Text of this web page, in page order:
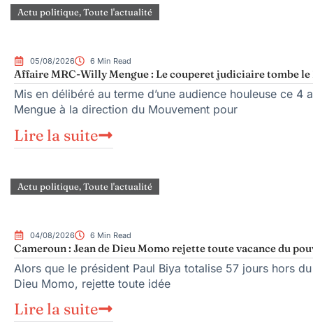
Actu politique,Toute l'actualité
05/08/2026 6 Min Read
Affaire MRC-Willy Mengue : Le couperet judiciaire tombe le
Mis en délibéré au terme d’une audience houleuse ce
Mengue à la direction du Mouvement pour
Lire la suite
Actu politique,Toute l'actualité
04/08/2026 6 Min Read
Cameroun : Jean de Dieu Momo rejette toute vacance du
Alors que le président Paul Biya totalise 57 jours hors
Dieu Momo, rejette toute idée
Lire la suite